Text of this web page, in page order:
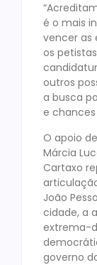
é o mais
vencer as
os
outros
a busca
e
O apoio
Márcia
Cartaxo
João
cidade, a
extrema-
governo